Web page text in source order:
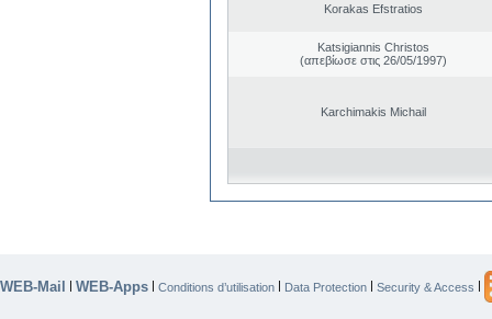
Korakas Efstratios
Katsigiannis Christos
(απεβίωσε στις 26/05/1997)
Karchimakis Michail
WEB-Mail | WEB-Apps | Conditions d’utilisation | Data Protection | Security & Access |